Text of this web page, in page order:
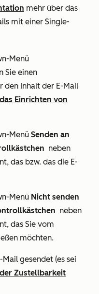
mehr über das
mit einer Single-
Menü
Sie einen
den Inhalt der E-Mail
das Einrichten von
Menü Senden an
neben
das bzw. das die E-
Menü Nicht senden
neben
das Sie vom
möchten.
gesendet (es sei
Zustellbarkeit